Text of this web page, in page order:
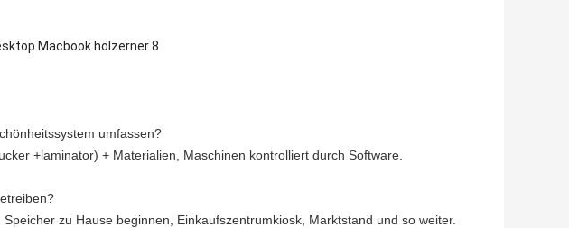
umfassen?
+laminator) + Materialien, Maschinen kontrolliert durch Software.
zu Hause beginnen, Einkaufszentrumkiosk, Marktstand und so weiter.